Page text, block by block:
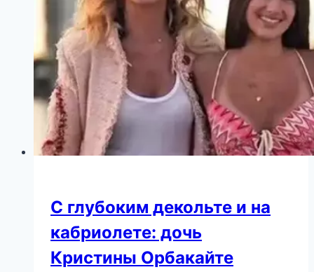
С глубоким декольте и на
кабриолете: дочь
Кристины Орбакайте